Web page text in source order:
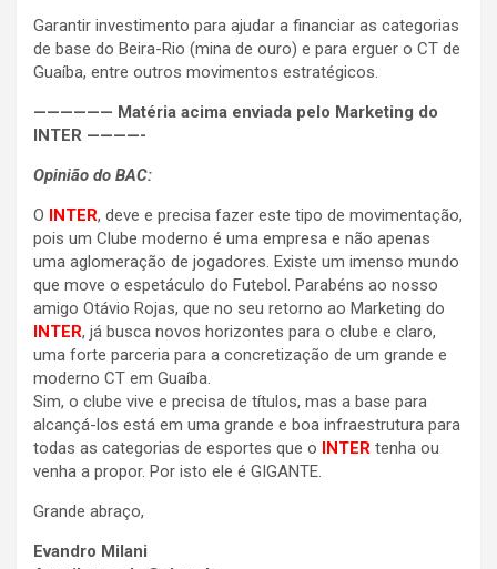
Garantir investimento para ajudar a financiar as categorias
de base do Beira-Rio (mina de ouro) e para erguer o CT de
Guaíba, entre outros movimentos estratégicos.
—————— Matéria acima enviada pelo Marketing do
INTER ————-
Opinião do BAC:
O INTER, deve e precisa fazer este tipo de movimentação,
pois um Clube moderno é uma empresa e não apenas
uma aglomeração de jogadores. Existe um imenso mundo
que move o espetáculo do Futebol. Parabéns ao nosso
amigo Otávio Rojas, que no seu retorno ao Marketing do
INTER, já busca novos horizontes para o clube e claro,
uma forte parceria para a concretização de um grande e
moderno CT em Guaíba.
Sim, o clube vive e precisa de títulos, mas a base para
alcançá-los está em uma grande e boa infraestrutura para
todas as categorias de esportes que o INTER tenha ou
venha a propor. Por isto ele é GIGANTE.
Grande abraço,
Evandro Milani